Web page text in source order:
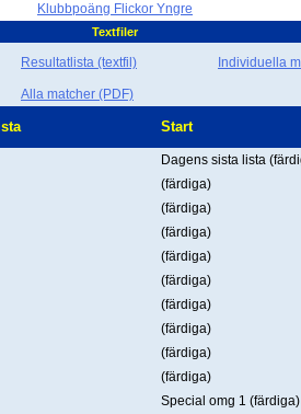
Klubbpoäng Flickor Yngre
Textfiler
Resultatlista (textfil) Individuella
Alla matcher (PDF)
Start
Dagens sista lista
(färdiga)
(färdiga)
(färdiga)
(färdiga)
(färdiga)
(färdiga)
(färdiga)
(färdiga)
(färdiga)
Special omg 1 (färdiga)